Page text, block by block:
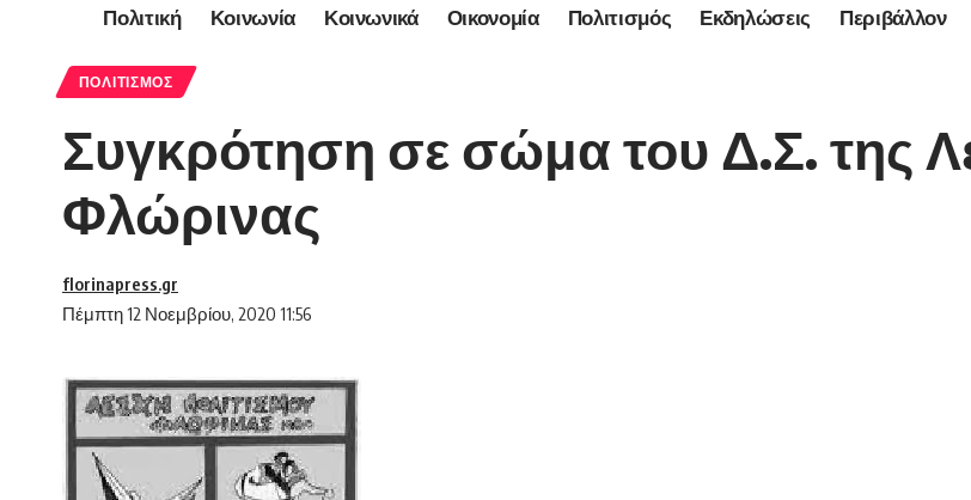
Πολιτική Κοινωνία Κοινωνικά Οικονομία Πολιτισμός Εκδηλώσεις Περιβάλλον
ΠΟΛΙΤΙΣΜΌΣ
Συγκρότηση σε σώμα του Δ.Σ. της
Φλώρινας
Πέμπτη 12 Νοεμβρίου, 2020 11:56
florinapress.gr